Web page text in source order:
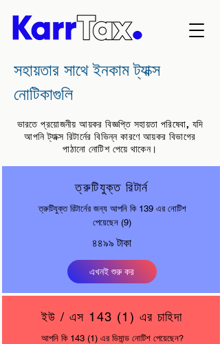
সহায়তার সাথে ইনকাম ট্যাক্স
নোটিকাগুলি
ভারতে প্রয়োজনীয় আয়কর বিজ্ঞপ্তি সহায়তা পরিষেবা, যদি
আপনি ট্যাক্স রিটার্নের বিভিন্ন কারণে আয়কর বিভাগের
পাঠানো নোটিশ পেয়ে থাকেন।
ত্রুটিযুক্ত রিটার্ন
ত্রুটিযুক্ত রিটার্নের জন্য আপনি কি 139 এর নোটিশ
পেয়েছেন (9)
৪৪৯৯ টাকা
এখনই শুরু কর
ইউ / এস 143 (1) এর চাহিদা
আপনি কি 143 (1) এর ডিমান্ড নোটিশ পেয়েছেন?